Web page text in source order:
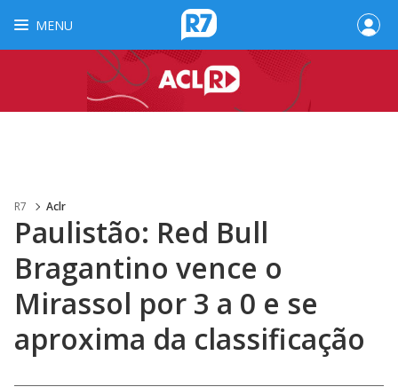
MENU
R7 Aclr
Paulistão: Red Bull
Bragantino vence o
Mirassol por 3 a 0 e se
aproxima da classificação